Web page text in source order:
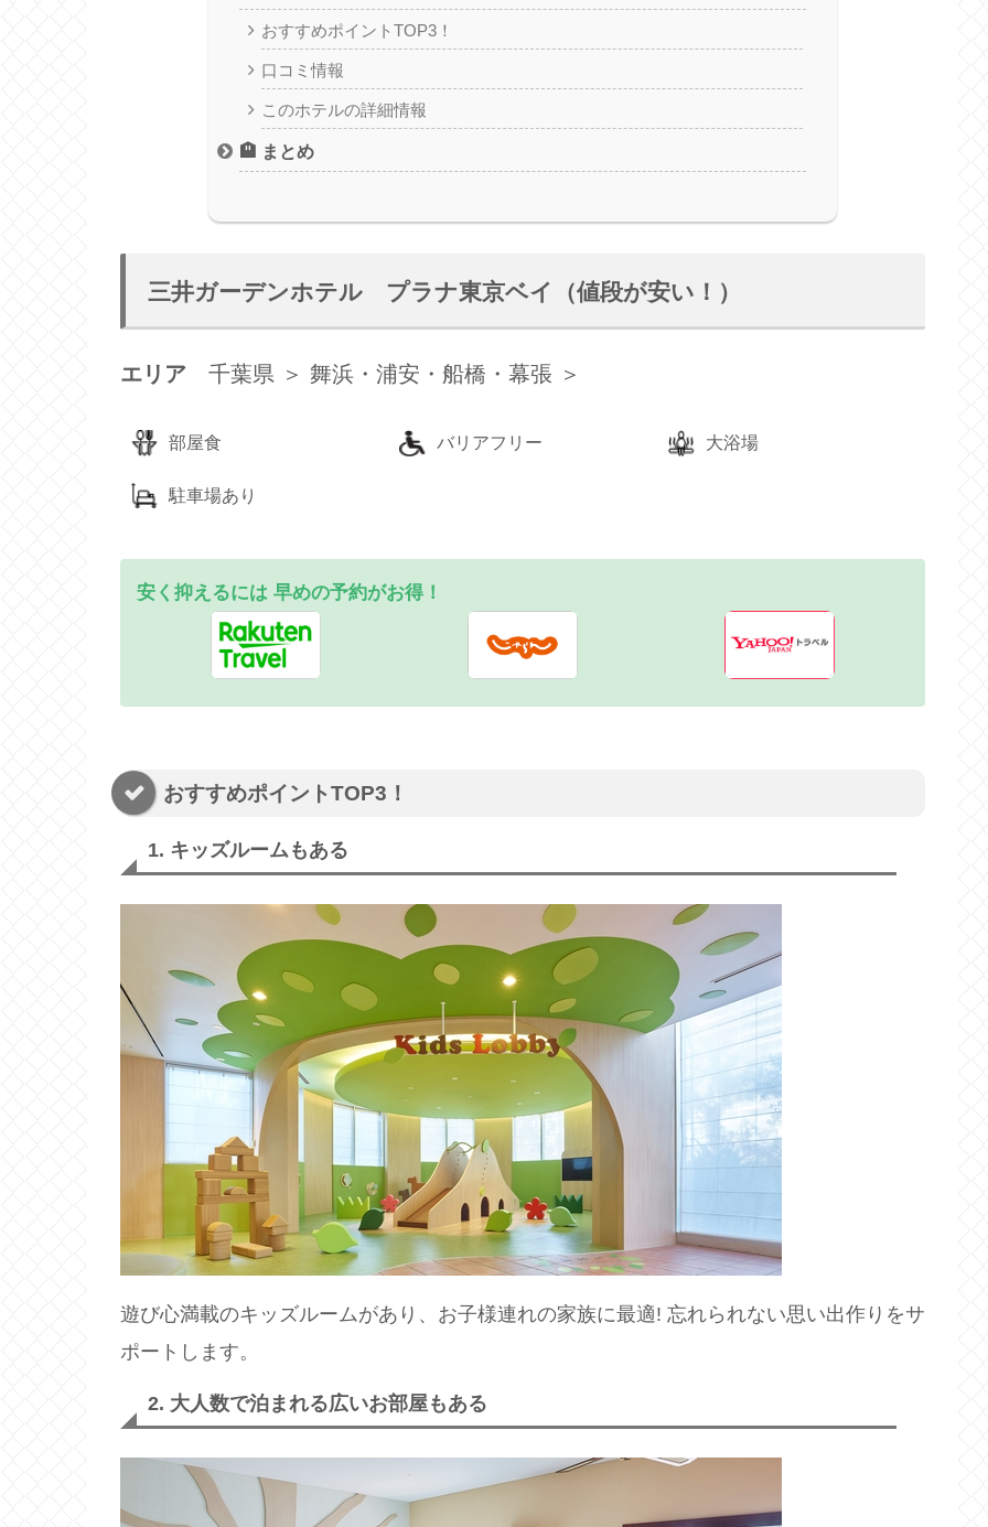
おすすめポイントTOP3！
口コミ情報
このホテルの詳細情報
🏨 まとめ
三井ガーデンホテル プラナ東京ベイ（値段が安い！）
エリア 千葉県 ＞ 舞浜・浦安・船橋・幕張 ＞
部屋食 バリアフリー 大浴場
駐車場あり
安く抑えるには 早めの予約がお得！
おすすめポイントTOP3！
1. キッズルームもある
遊び心満載のキッズルームがあり、お子様連れの家族に最適! 忘れられない思い出作りをサ
ポートします。
2. 大人数で泊まれる広いお部屋もある